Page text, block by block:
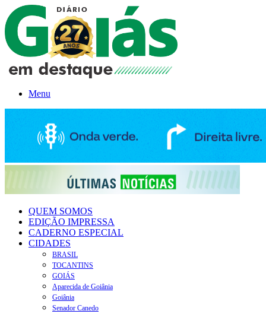
Menu
QUEM SOMOS
EDIÇÃO IMPRESSA
CADERNO ESPECIAL
CIDADES
BRASIL
TOCANTINS
GOIÁS
Aparecida de Goiânia
Goiânia
Senador Canedo